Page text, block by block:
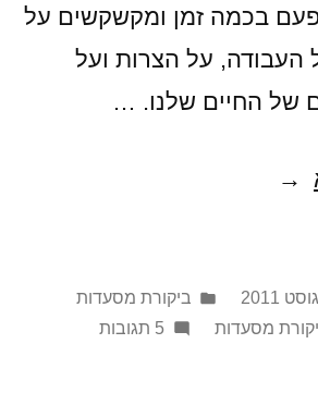
פעם בכמה זמן ומקשקשים על
העבודה, על הצרות ועל
של החיים שלנו. …
המסעדה
על
Posted
in
ביקורת מסעדות
מסעדות 5 תגובות
על